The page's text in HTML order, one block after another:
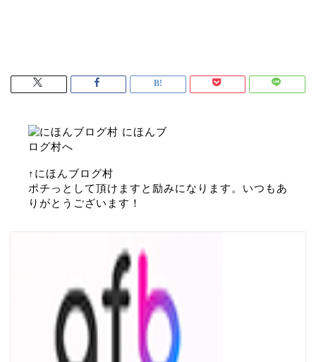
↑にほんブログ村
ポチっとして頂けますと励みになります。いつもあ
りがとうございます！